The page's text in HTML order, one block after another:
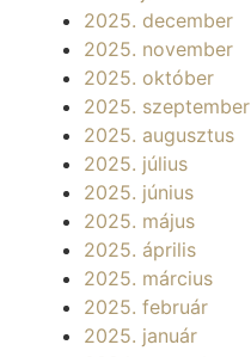
2025. december
2025. november
2025. október
2025. szeptember
2025. augusztus
2025. július
2025. június
2025. május
2025. április
2025. március
2025. február
2025. január